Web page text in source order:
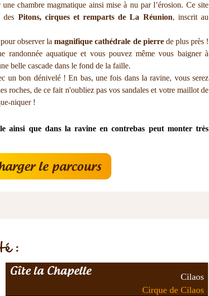
chambre magmatique ainsi mise à nu par l’érosion. Ce site
des Pitons, cirques et remparts de La Réunion, inscrit au
observer lamagnifique cathédrale de pierrede plus près !
aquatique et vous pouvez même vous baigner à
belle cascade dans le fond de la faille.
un bon dénivelé ! En bas, une fois dans la ravine, vous serez
roches, de ce fait n'oubliez pas vos sandales et votre maillot de
niquer !
ainsi que dans la ravine en contrebas peut monter très
le parcours
:
Gîte la Chapelle
Cilaos
Cirque de Cilaos